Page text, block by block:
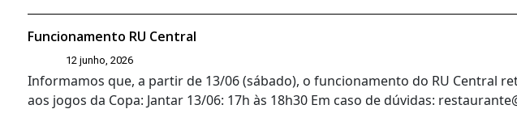
Funcionamento RU Central
12 junho, 2026
Informamos que, a partir de 13/06 (sábado), o funcionamento do RU Central
aos jogos da Copa: Jantar 13/06: 17h às 18h30 Em caso de dúvidas: